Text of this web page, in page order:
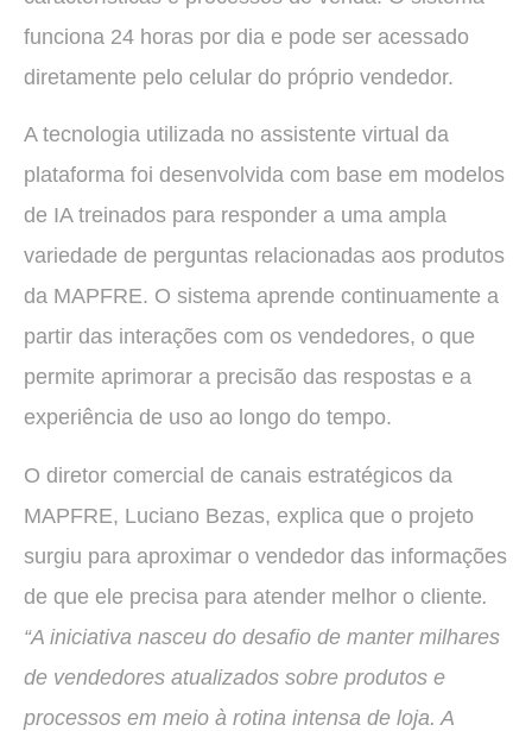
funciona 24 horas por dia e pode ser acessado
diretamente pelo celular do próprio vendedor.
A tecnologia utilizada no assistente virtual da
plataforma foi desenvolvida com base em modelos
de IA treinados para responder a uma ampla
variedade de perguntas relacionadas aos produtos
da MAPFRE. O sistema aprende continuamente a
partir das interações com os vendedores, o que
permite aprimorar a precisão das respostas e a
experiência de uso ao longo do tempo.
O diretor comercial de canais estratégicos da
MAPFRE, Luciano Bezas, explica que o projeto
surgiu para aproximar o vendedor das informações
de que ele precisa para atender melhor o cliente.
“A iniciativa nasceu do desafio de manter milhares
de vendedores atualizados sobre produtos e
processos em meio à rotina intensa de loja. A